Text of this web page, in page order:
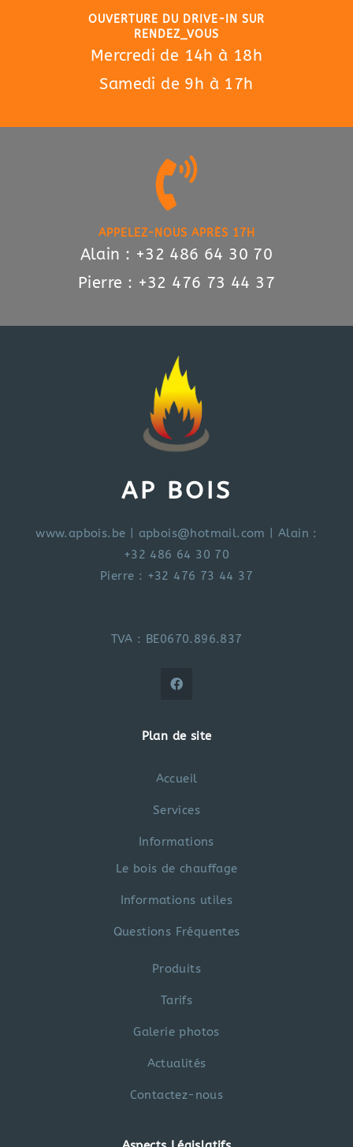
OUVERTURE DU DRIVE-IN SUR
RENDEZ_VOUS
Mercredi de 14h à 18h
Samedi de 9h à 17h
APPELEZ-NOUS APRÈS 17H
Alain : +32 486 64 30 70
Pierre : +32 476 73 44 37
AP BOIS
www.apbois.be apbois@hotmail.com
Alain :
+32 486 64 30 70
Pierre : +32 476 73 44 37
TVA : BE0670.896.837
Plan de site
Accueil
Services
Informations
Le bois de chauffage
Informations utiles
Questions Fréquentes
Produits
Tarifs
Galerie photos
Actualités
Contactez-nous